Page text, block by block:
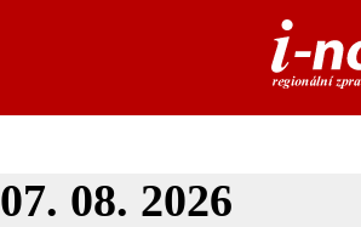
07. 08. 2026